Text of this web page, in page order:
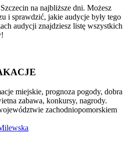
na najbliższe dni. Możesz
i sprawdzić, jakie audycje były tego
audycji znajdziesz listę wszystkich
miejskie, prognoza pogody, dobra
zabawa, konkursy, nagrody.
zachodniopomorskiem